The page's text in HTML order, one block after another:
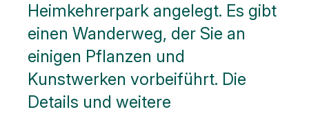
Heimkehrerpark angelegt. Es gibt
einen Wanderweg, der Sie an
einigen Pflanzen und
Kunstwerken vorbeiführt. Die
Details und weitere